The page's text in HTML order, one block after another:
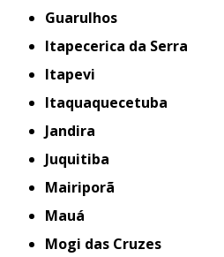
Guarulhos
Itapecerica da Serra
Itapevi
Itaquaquecetuba
Jandira
Juquitiba
Mairiporã
Mauá
Mogi das Cruzes